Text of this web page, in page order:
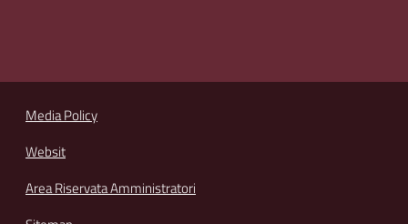
Media Policy
Websit
Area Riservata Amministratori